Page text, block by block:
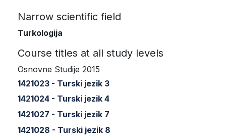
Narrow scientific field
Turkologija
Course titles at all study levels
Osnovne Studije 2015
1421023 - Turski jezik 3
1421024 - Turski jezik 4
1421027 - Turski jezik 7
1421028 - Turski jezik 8